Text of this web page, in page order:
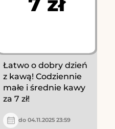
Łatwo o dobry dzień
z kawą! Codziennie
małe i średnie kawy
za 7 zł!
do 04.11.2025 23:59